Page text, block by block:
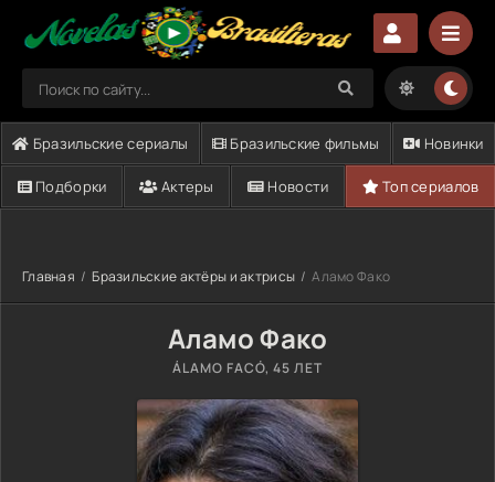
Бразильские сериалы Бразильские фильмы Новинки
Подборки Актеры Новости Топ сериалов
Главная Бразильские актёры и актрисы Аламо Фако
Аламо Фако
ÁLAMO FACÓ, 45 ЛЕТ